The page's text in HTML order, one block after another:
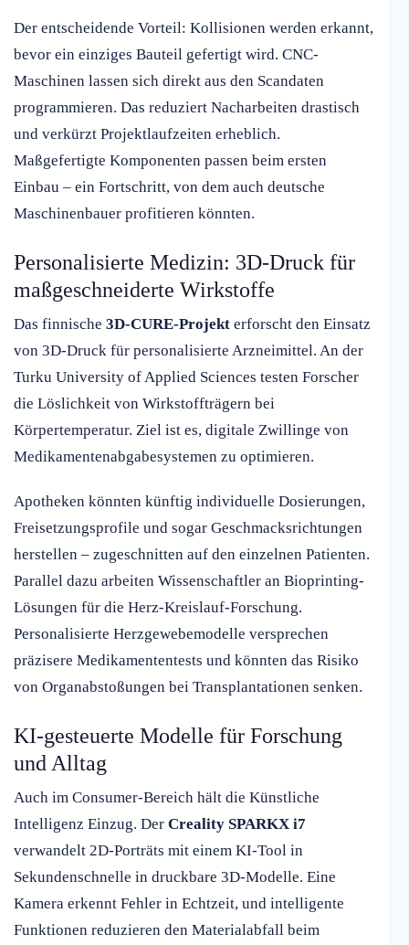
Der entscheidende Vorteil: Kollisionen werden erkannt,
bevor ein einziges Bauteil gefertigt wird. CNC-
Maschinen lassen sich direkt aus den Scandaten
programmieren. Das reduziert Nacharbeiten drastisch
und verkürzt Projektlaufzeiten erheblich.
Maßgefertigte Komponenten passen beim ersten
Einbau – ein Fortschritt, von dem auch deutsche
Maschinenbauer profitieren könnten.
Personalisierte Medizin: 3D-Druck für
maßgeschneiderte Wirkstoffe
Das finnische 3D-CURE-Projekt erforscht den Einsatz
von 3D-Druck für personalisierte Arzneimittel. An der
Turku University of Applied Sciences testen Forscher
die Löslichkeit von Wirkstoffträgern bei
Körpertemperatur. Ziel ist es, digitale Zwillinge von
Medikamentenabgabesystemen zu optimieren.
Apotheken könnten künftig individuelle Dosierungen,
Freisetzungsprofile und sogar Geschmacksrichtungen
herstellen – zugeschnitten auf den einzelnen Patienten.
Parallel dazu arbeiten Wissenschaftler an Bioprinting-
Lösungen für die Herz-Kreislauf-Forschung.
Personalisierte Herzgewebemodelle versprechen
präzisere Medikamententests und könnten das Risiko
von Organabstoßungen bei Transplantationen senken.
KI-gesteuerte Modelle für Forschung
und Alltag
Auch im Consumer-Bereich hält die Künstliche
Intelligenz Einzug. Der Creality SPARKX i7
verwandelt 2D-Porträts mit einem KI-Tool in
Sekundenschnelle in druckbare 3D-Modelle. Eine
Kamera erkennt Fehler in Echtzeit, und intelligente
Funktionen reduzieren den Materialabfall beim